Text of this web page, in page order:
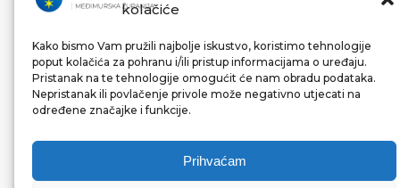
kolačiće
Kako bismo Vam pružili najbolje iskustvo, koristimo tehnologije
poput kolačića za pohranu i/ili pristup informacijama o uređaju.
Pristanak na te tehnologije omogućit će nam obradu podataka.
Nepristanak ili povlačenje privole može negativno utjecati na
određene značajke i funkcije.
Prihvaćam
REPUBLIKA HRVATSKA